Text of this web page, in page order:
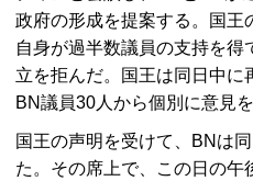
政府の形成を提案する。国王
自身が過半数議員の支持を得
立を拒んだ。国王は同日中に
BN議員30人から個別に意見
国王の声明を受けて、 BN は
た。その席上で、この日の午